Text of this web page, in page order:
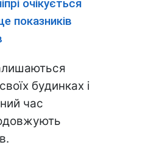
очікується
показників
будинках і
час